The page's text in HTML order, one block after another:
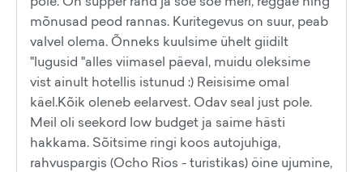
mõnusad peod rannas. Kuritegevus on suur, peab
valvel olema. Õnneks kuulsime ühelt giidilt
"lugusid "alles viimasel päeval, muidu oleksime
vist ainult hotellis istunud :) Reisisime omal
käel.Kõik oleneb eelarvest. Odav seal just pole.
Meil oli seekord low budget ja saime hästi
hakkama. Sõitsime ringi koos autojuhiga,
rahvuspargis (Ocho Rios - turistikas) öine ujumine,